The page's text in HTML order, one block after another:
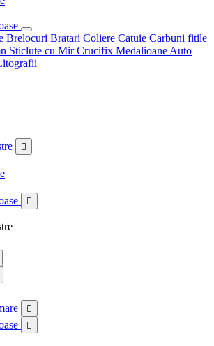
Brelocuri Bratari Coliere Catuie Carbuni fitile
Sticlute cu MirCrucifix Medalioane Auto



